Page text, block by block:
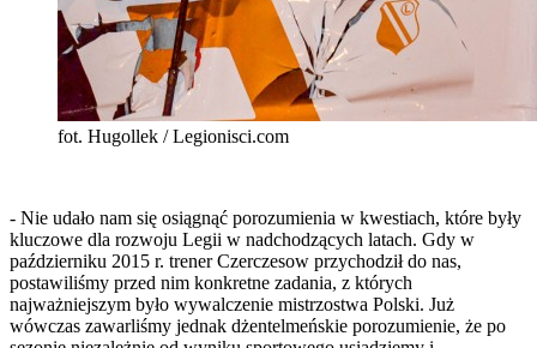
fot. Hugollek / Legionisci.com
- Nie udało nam się osiągnąć porozumienia w kwestiach, które były
kluczowe dla rozwoju Legii w nadchodzących latach. Gdy w
październiku 2015 r. trener Czerczesow przychodził do nas,
postawiliśmy przed nim konkretne zadania, z których
najważniejszym było wywalczenie mistrzostwa Polski. Już
wówczas zawarliśmy jednak dżentelmeńskie porozumienie, że po